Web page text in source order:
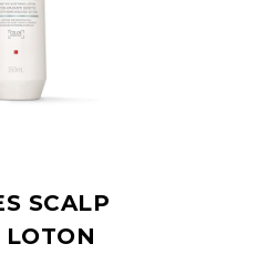
SCALP